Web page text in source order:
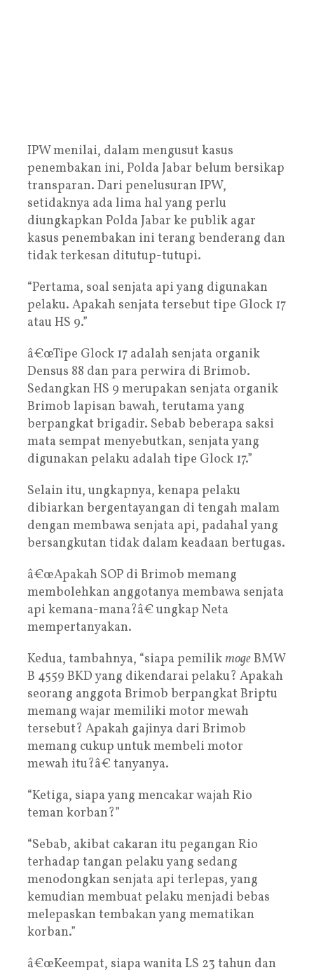
IPW menilai, dalam mengusut kasus
penembakan ini, Polda Jabar belum bersikap
transparan. Dari penelusuran IPW,
setidaknya ada lima hal yang perlu
diungkapkan Polda Jabar ke publik agar
kasus penembakan ini terang benderang dan
tidak terkesan ditutup-tutupi.
“Pertama, soal senjata api yang digunakan
pelaku. Apakah senjata tersebut tipe Glock 17
atau HS 9.”
â€œTipe Glock 17 adalah senjata organik
Densus 88 dan para perwira di Brimob.
Sedangkan HS 9 merupakan senjata organik
Brimob lapisan bawah, terutama yang
berpangkat brigadir. Sebab beberapa saksi
mata sempat menyebutkan, senjata yang
digunakan pelaku adalah tipe Glock 17.”
Selain itu, ungkapnya, kenapa pelaku
dibiarkan bergentayangan di tengah malam
dengan membawa senjata api, padahal yang
bersangkutan tidak dalam keadaan bertugas.
â€œApakah SOP di Brimob memang
membolehkan anggotanya membawa senjata
api kemana-mana?â€ ungkap Neta
mempertanyakan.
Kedua, tambahnya, “siapa pemilik mogeBMW
B 4559 BKD yang dikendarai pelaku? Apakah
seorang anggota Brimob berpangkat Briptu
memang wajar memiliki motor mewah
tersebut? Apakah gajinya dari Brimob
memang cukup untuk membeli motor
mewah itu?â€ tanyanya.
“Ketiga, siapa yang mencakar wajah Rio
teman korban?”
“Sebab, akibat cakaran itu pegangan Rio
terhadap tangan pelaku yang sedang
menodongkan senjata api terlepas, yang
kemudian membuat pelaku menjadi bebas
melepaskan tembakan yang mematikan
korban.”
â€œKeempat, siapa wanita LS 23 tahun dan